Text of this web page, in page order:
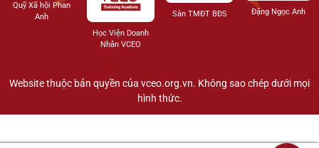
Quỹ Xã hội Phan
Anh
Học Viện Doanh
Nhân VCEO
Sàn TMĐT BĐS Đặng Ngọc Anh
Website thuộc bản quyền của vceo.org.vn. Không sao chép dưới mọi
hình thức.